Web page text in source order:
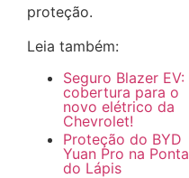
proteção.
Leia também:
Seguro Blazer EV:
cobertura para o
novo elétrico da
Chevrolet!
Proteção do BYD
Yuan Pro na Ponta
do Lápis